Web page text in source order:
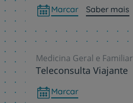
Marcar Saber mais
Medicina Geral e Familiar
Teleconsulta Viajante
Marcar